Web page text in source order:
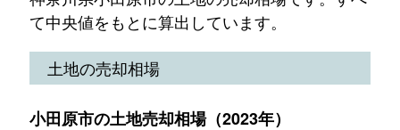
て中央値をもとに算出しています。
土地の売却相場
小田原市の土地売却相場（2023年）